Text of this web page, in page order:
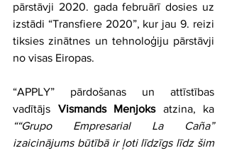
pārstāvji 2020. gada februārī dosies uz
izstādi “Transfiere 2020”, kur jau 9. reizi
tiksies zinātnes un tehnoloģiju pārstāvji
no visas Eiropas.
“APPLY” pārdošanas un attīstības
vadītājs Vismands Menjoks
““Grupo Empresarial La Caña”
izaicinājums būtībā ir ļoti līdzīgs līdz šim